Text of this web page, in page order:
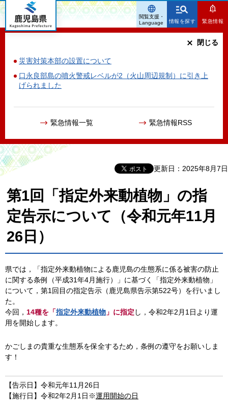
鹿児島県
情報を探す 緊急情報
災害対策本部の設置について
口永良部島の噴火警戒レベルが2（火山周辺規制）に引き上
げられました
緊急情報一覧 緊急情報RSS
閉じる
閲覧支援・
Language
更新日：2025年8月7日
第1回「指定外来動植物」の指
定告示について（令和元年11月
26日）
県では，「指定外来動植物による鹿児島の生態系に係る被害の防止
に関する条例（平成31年4月施行）」に基づく「指定外来動植物」
について，第1回目の指定告示（鹿児島県告示第522号）を行いまし
た。
今回， 14種を「指定外来動植物 」に指定 し，令和2年2月1日より運
用を開始します。
かごしまの貴重な生態系を保全するため，条例の遵守をお願いしま
す！
【告示日】令和元年11月26日
【施行日】令和2年2月1日※運用開始の日